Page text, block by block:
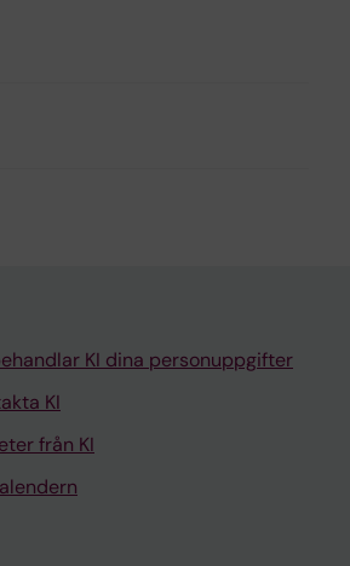
KI dina personuppgifter
KI
från KI